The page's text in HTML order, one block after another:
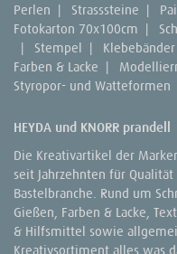
Perlen | Strasssteine |
Fotokarton 70x100cm |
|
Stempel | Klebebänder
Farben & Lacke |
Styropor- und Watteformen
HEYDA und KNORR prandell
Die Kreativartikel der
seit Jahrzehnten für
Bastelbranche. Rund um
Gießen, Farben & Lacke,
& Hilfsmittel sowie
Kreativsortiment alles was